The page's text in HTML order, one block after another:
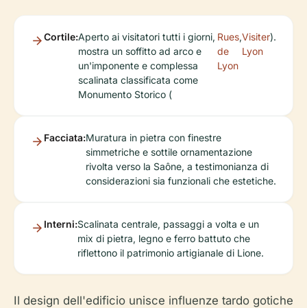
Cortile:Aperto ai visitatori tutti i giorni,
mostra un soffitto ad arco e
un'imponente e complessa
scalinata classificata come
Monumento Storico (
Rues
de
Lyon
,Visiter
Lyon
).
Facciata:Muratura in pietra con finestre
simmetriche e sottile ornamentazione
rivolta verso la Saône, a testimonianza di
considerazioni sia funzionali che estetiche.
Interni:Scalinata centrale, passaggi a volta e un
mix di pietra, legno e ferro battuto che
riflettono il patrimonio artigianale di Lione.
Il design dell'edificio unisce influenze tardo gotiche